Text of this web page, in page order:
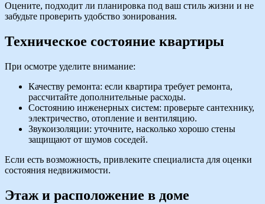
Оцените, подходит ли планировка под ваш стиль жизни и не
забудьте проверить удобство зонирования.
Техническое состояние квартиры
При осмотре уделите внимание:
Качеству ремонта: если квартира требует ремонта,
рассчитайте дополнительные расходы.
Состоянию инженерных систем: проверьте сантехнику,
электричество, отопление и вентиляцию.
Звукоизоляции: уточните, насколько хорошо стены
защищают от шумов соседей.
Если есть возможность, привлеките специалиста для оценки
состояния недвижимости.
Этаж и расположение в доме